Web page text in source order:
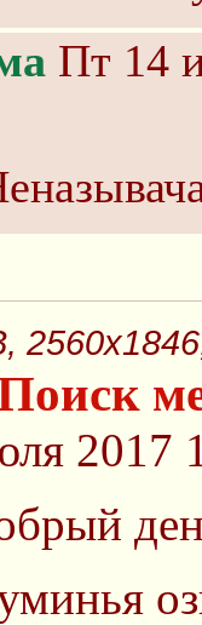
Пт 14
2017